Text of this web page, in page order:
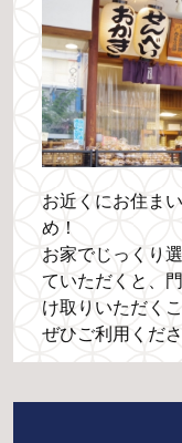
お近くにお住ま
め！
お家でじっくり
ていただくと、
け取りいただく
ぜひご利用くだ